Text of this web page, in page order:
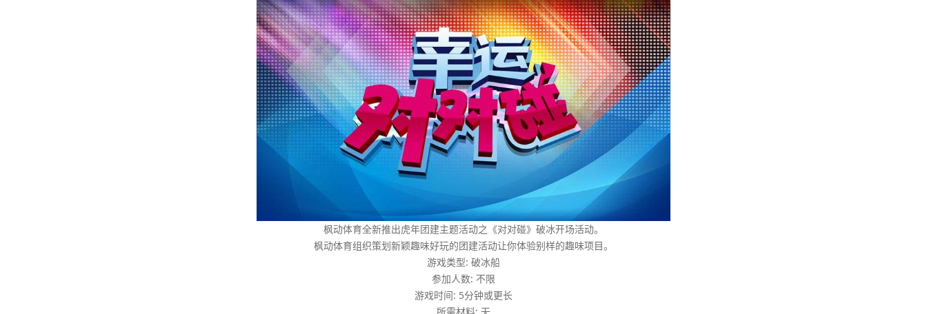
枫动体育全新推出虎年团建主题活动之《对对碰》破冰开场活动。
枫动体育组织策划新颖趣味好玩的团建活动让你体验别样的趣味项目。
游戏类型: 破冰船
参加人数: 不限
游戏时间: 5分钟或更长